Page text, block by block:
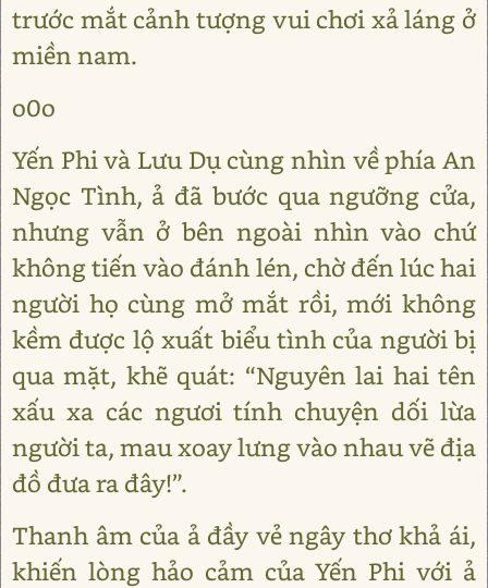
trước mắt cảnh tượng vui chơi xả láng ở
miền nam.
o0o
Yến Phi và Lưu Dụ cùng nhìn về phía An
Ngọc Tình, ả đã bước qua ngưỡng cửa,
nhưng vẫn ở bên ngoài nhìn vào chứ
không tiến vào đánh lén, chờ đến lúc hai
người họ cùng mở mắt rồi, mới không
kềm được lộ xuất biểu tình của người bị
qua mặt, khẽ quát: “Nguyên lai hai tên
xấu xa các ngươi tính chuyện dối lừa
người ta, mau xoay lưng vào nhau vẽ địa
đồ đưa ra đây!”.
Thanh âm của ả đầy vẻ ngây thơ khả ái,
khiến lòng hảo cảm của Yến Phi với ả